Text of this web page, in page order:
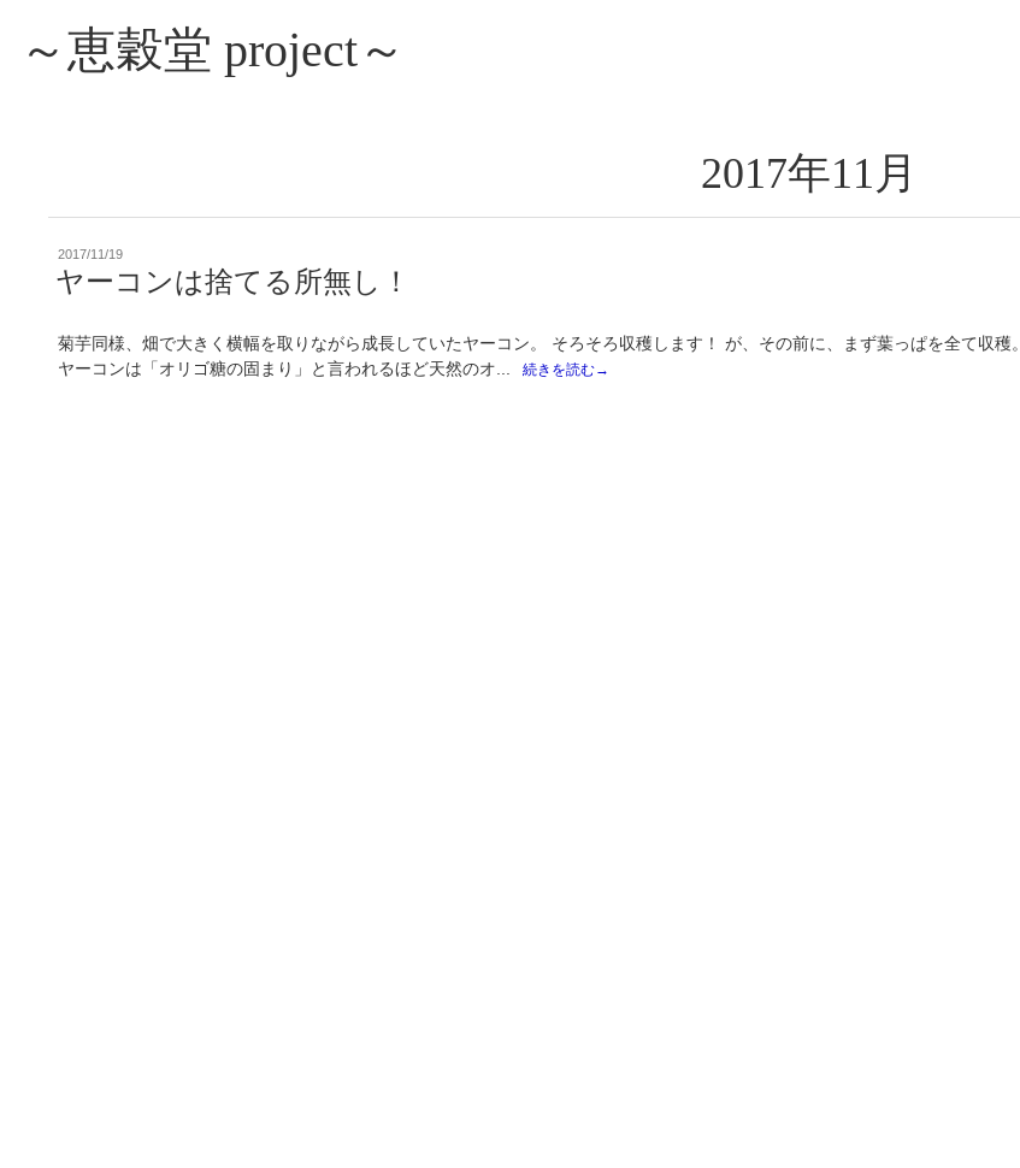
～恵穀堂 project～
2017年11月
投
稿
日:
2017/11/19
ヤーコンは捨てる所無し！
菊芋同様、畑で大きく横幅を取りながら成長していたヤーコン。 そろそろ収穫します！ が、その前に、まず葉っぱを全て収穫。
ヤーコンは「オリゴ糖の固まり」と言われるほど天然のオ...
続きを読む→